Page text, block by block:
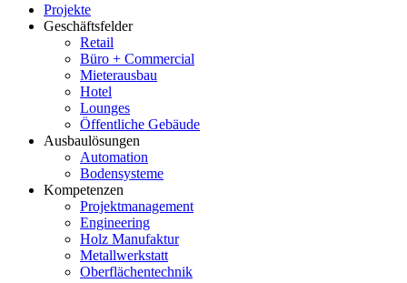
Projekte
Geschäftsfelder
Retail
Büro + Commercial
Mieterausbau
Hotel
Lounges
Öffentliche Gebäude
Ausbaulösungen
Automation
Bodensysteme
Kompetenzen
Projektmanagement
Engineering
Holz Manufaktur
Metallwerkstatt
Oberflächentechnik